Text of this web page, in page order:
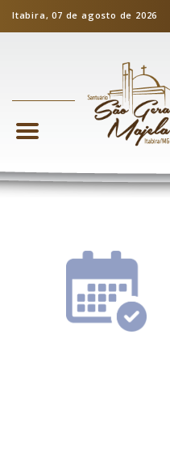
Itabira, 07 de agosto de 2026